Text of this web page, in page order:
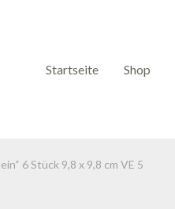
Startseite Shop
6 Stück 9,8 x 9,8 cm VE 5